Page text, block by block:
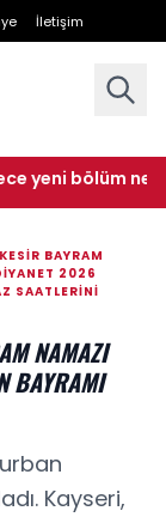
İletişim
bölüm ne
BAYRAM
2026
SAATLERINI
NAMAZI
BAYRAMI
Kayseri,